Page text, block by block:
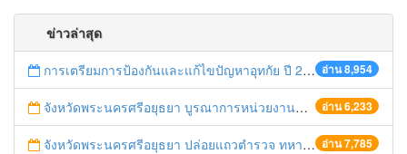
ข่าวล่าสุด
อ่าน 8,954
การเตรียมการป้องกันและแก้ไขปัญหาอุทกัย ปี 2561
อ่าน 6,233
จังหวัดพระนครศรีอยุธยา บูรณาการหน่วยงานที่เกี่ยวข้อง ลงพื้นที่จัดระเบียบและดำเนินมาตรการตามบทลงโทษสูงสุดกับผู้ประกอบการร้านค้าที่ยังฝ่าฝืนตั้งร้านค้ารุกล้ำเขตพื้นที่ทางหลวง เตรียมความปลอดภัยก่อนเทศกาลสงกรานต์
อ่าน 7,785
จังหวัดพระนครศรีอยุธยา ปล่อยแถวตำรวจ ทหาร ฝ่ายปกครอง กว่า 100 นาย ตรวจเข้มท่ารถสาธารณะ สถานีขนส่งรถโดยสาร วินรถตู้ และสถานีรถไฟ เตรียมรับมือเทศกาลสงกรานต์